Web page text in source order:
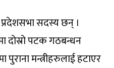
सदस्य छन् ।
दोस्रो पटक गठबन्धन
मन्त्रीहरुलाई हटाएर